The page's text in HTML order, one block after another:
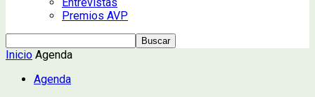
Premios AVP
Inicio Agenda
Agenda